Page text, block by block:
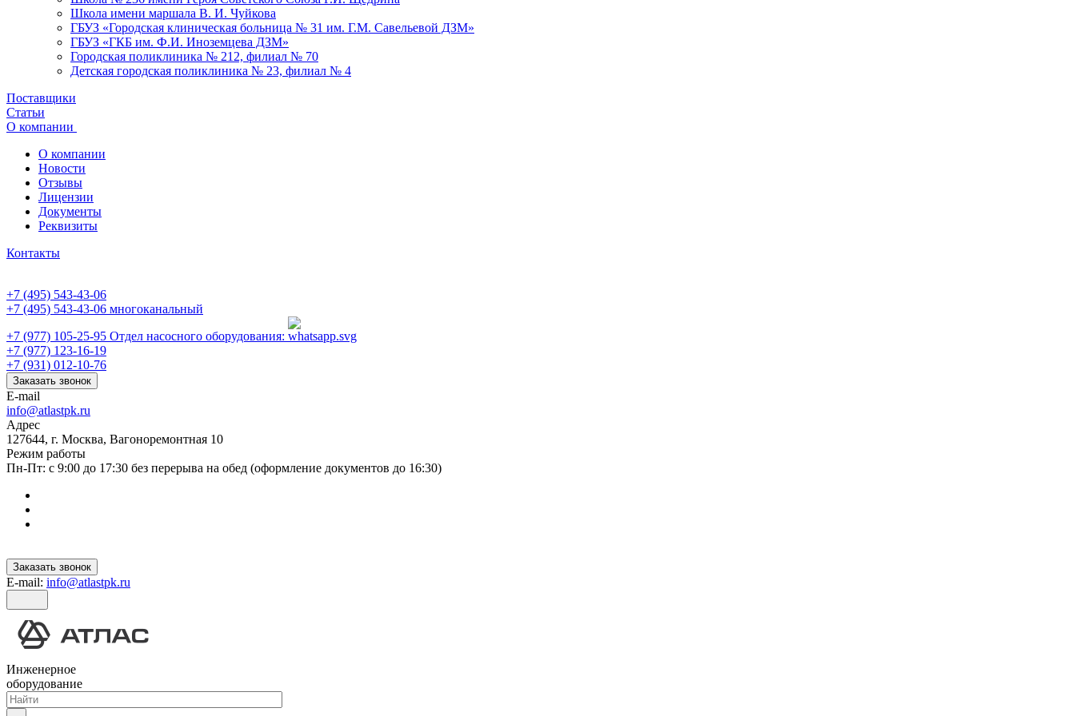
Школа имени маршала В. И. Чуйкова
ГБУЗ «Городская клиническая больница № 31 им. Г.М. Савельевой ДЗМ»
ГБУЗ «ГКБ им. Ф.И. Иноземцева ДЗМ»
Городская поликлиника № 212, филиал № 70
Детская городская поликлиника № 23, филиал № 4
Поставщики
Статьи
О компании
О компании
Новости
Отзывы
Лицензии
Документы
Реквизиты
Контакты
+7 (495) 543-43-06
+7 (495) 543-43-06 многоканальный
+7 (977) 105-25-95 Отдел насосного оборудования:
+7 (977) 123-16-19
+7 (931) 012-10-76
Заказать звонок
E-mail
info@atlastpk.ru
Адрес
127644, г. Москва, Вагоноремонтная 10
Режим работы
Пн-Пт: с 9:00 до 17:30 без перерыва на обед (оформление документов до 16:30)
Заказать звонок
E-mail: info@atlastpk.ru
Инженерное
оборудование